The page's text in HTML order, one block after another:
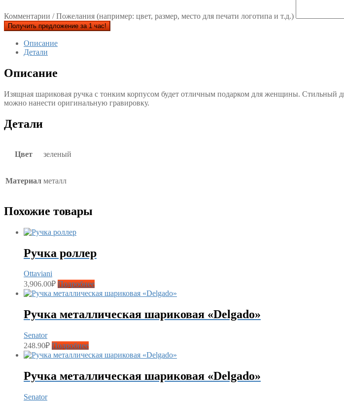
Комментарии / Пожелания (например: цвет, размер, место для печати логотипа и т.д.)
Получить предложение за 1 час!
Описание
Детали
Описание
Изящная шариковая ручка с тонким корпусом будет отличным подарком для женщины. Стильный
можно нанести оригинальную гравировку.
Детали
Цвет зеленый
Материал металл
Похожие товары
Ручка роллер
Ottaviani
3,906.00₽ Подробнее
Ручка металлическая шариковая «Delgado»
Senator
248.90₽ Подробнее
Ручка металлическая шариковая «Delgado»
Senator